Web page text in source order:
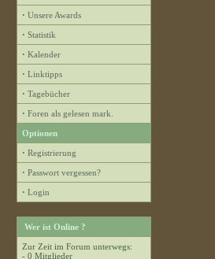
· Unsere Awards
· Statistik
· Kalender
· Linktipps
· Tagebücher
· Foren als gelesen mark.
Optionen
· Registrierung
· Passwort vergessen?
· Login
Wer ist Online ?
Zur Zeit im Forum unterwegs:
- 0 Mitglieder